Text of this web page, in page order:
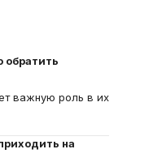
обратить
важную роль в их
на